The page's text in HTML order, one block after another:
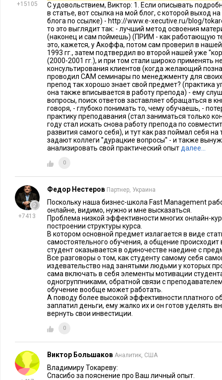
временные ресурсы. Сложность заключается не в обилии
концепций. Нередко в онлайн курсах представлен более
делается на то, что слушатель может несколько раз
обратиться к преподавателю с вопросом. При этом я бы
компенсируется удобством: дает больше свободы, вы
затраты своих ресурсов. У вас всегда есть выбор: либо
тратить в неделю минимум по три-четыре часа, либо,
из-за загруженности на работе, а на второй и третьей
Надеюсь, я смог вас убедить, что к онлайн образованию
серьезностью и организованностью, не распыляясь и не
числе и на интеллектуальный фаст-фуд. В этом случае
интеллектуальные и финансовые затраты окупятся с
+15105
С удовольствием, Виктор: 1. Если описывать
в статье, вот ссылка на мой блог, с которой выход
блога по ссылке) - http://www.e-xecutive.ru/blog/
то это выглядит так: - лучший метод освоения
(наконец и сам поймешь) (ПРИМ - как работающую
это, кажется, у Акоффа, потом сам проверил в
1993 гг., затем подтвердил во второй нашей уже
(2000-2001 гг.), и при том стали широко применять
консультирования клиентов (когда желающий
проводил САМ семинары по менеджменту для
препод так хорошо знает свой предмет? (практика
она также вписывается в работу препода) - ему
вопросы, поиск ответов заставляет обращаться в
говоря, - глубоко понимать то, чему обучаешь, -
практику преподавания (стал заниматься только
году стал искать снова работу препода по
развития самого себя), и тут как раз поймал себя
задают коллеги ''дурацкие вопросы'' - и также
анализировать свой практический опыт далее…
0
+7413
Федор Нестеров Партнер, Украина
Поскольку наша бизнес-школа Fast Management
онлайне, видимо, нужно и мне высказаться.
Проблема низкой эффективности многих онлайн-
построении структуры курса.
В котором основной предмет излагается в виде
самостоятельного обучения, а общение
студент оказывается в одиночестве наедине с
Все разговоры о том, как студенту самому себя
издевательство над занятыми людьми у которых
сама включать в себя элементы мотивации
одногруппниками, обратной связи с
обучение вообще может работать.
А поводу более высокой эффективности платного
заплатил деньги, ему жалко их и он готов уделять
вернуть свои инвестиции.
0
Виктор Большаков Аналитик, США
Владимиру Токареву:
Спасибо за пояснение про Ваш личный опыт.